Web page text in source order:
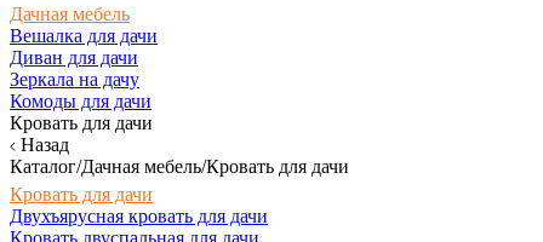
Дачная мебель
Вешалка для дачи
Диван для дачи
Зеркала на дачу
Комоды для дачи
Кровать для дачи
Назад
Каталог/Дачная мебель/Кровать для дачи
Кровать для дачи
Двухъярусная кровать для дачи
Кровать двуспальная для дачи